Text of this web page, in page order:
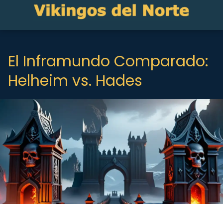
El Inframundo Comparado:
Helheim vs. Hades